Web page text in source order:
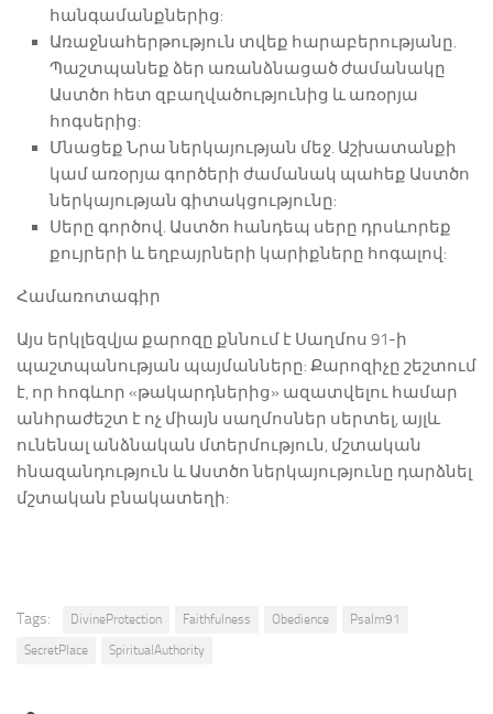
հանգամանքներից:
Առաջնահերթություն տվեք հարաբերությանը.
Պաշտպանեք ձեր առանձնացած ժամանակը
Աստծո հետ զբաղվածությունից և առօրյա
հոգսերից:
Մնացեք Նրա ներկայության մեջ. Աշխատանքի
կամ առօրյա գործերի ժամանակ պահեք Աստծո
ներկայության գիտակցությունը:
Սերը գործով. Աստծո հանդեպ սերը դրսևորեք
քույրերի և եղբայրների կարիքները հոգալով:
Համառոտագիր
Այս երկլեզվյա քարոզը քննում է Սաղմոս 91-ի
պաշտպանության պայմանները: Քարոզիչը շեշտում
է, որ հոգևոր «թակարդներից» ազատվելու համար
անհրաժեշտ է ոչ միայն սաղմոսներ սերտել, այլև
ունենալ անձնական մտերմություն, մշտական
հնազանդություն և Աստծո ներկայությունը դարձնել
մշտական բնակատեղի:
Tags: DivineProtection Faithfulness Obedience
Psalm91
SecretPlace
SpiritualAuthority